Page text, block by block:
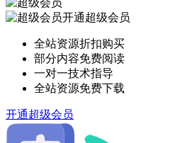
开通超级会员
全站资源折扣购买
部分内容免费阅读
一对一技术指导
全站资源免费下载
开通超级会员